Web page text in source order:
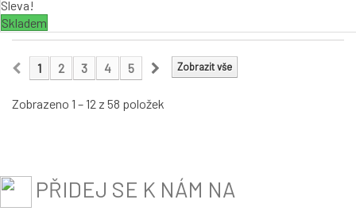
Sleva!
Skladem
Zobrazit vše
1 2 3 4 5
Zobrazeno 1 – 12 z 58 položek
PŘIDEJ SE K NÁM NA